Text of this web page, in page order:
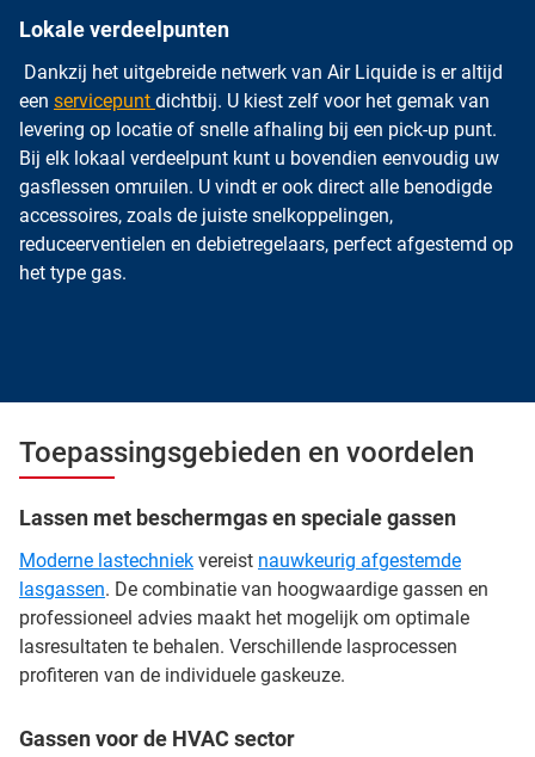
Lokale verdeelpunten
Dankzij het uitgebreide netwerk van Air Liquide is er altijd
een servicepunt dichtbij. U kiest zelf voor het gemak van
levering op locatie of snelle afhaling bij een pick-up punt.
Bij elk lokaal verdeelpunt kunt u bovendien eenvoudig uw
gasflessen omruilen. U vindt er ook direct alle benodigde
accessoires, zoals de juiste snelkoppelingen,
reduceerventielen en debietregelaars, perfect afgestemd op
het type gas.
Toepassingsgebieden en voordelen
Lassen met beschermgas en speciale gassen
Moderne lastechniek vereist nauwkeurig afgestemde
lasgassen. De combinatie van hoogwaardige gassen en
professioneel advies maakt het mogelijk om optimale
lasresultaten te behalen. Verschillende lasprocessen
profiteren van de individuele gaskeuze.
Gassen voor de HVAC sector